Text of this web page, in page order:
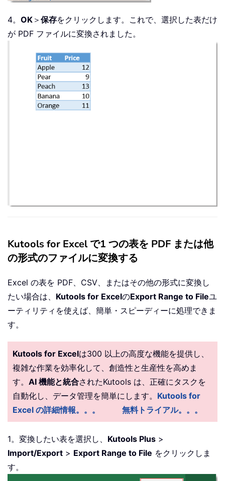
4。 OK ＞ 保存をクリックします。これで、選択した表だけ
が PDF ファイルに変換されました。
Kutools for Excel で1 つの表を PDF または他
の形式のファイルに変換する
Excel の表を PDF、CSV、またはその他の形式に変換し
たい場合は、 Kutools for ExcelのExport Range to Fileユ
ーティリティを使えば、簡単・スピーディーに処理できま
す。
Kutools for Excelは300 以上の高度な機能を提供し、
複雑な作業を効率化して、創造性と生産性を高めま
す。 AI 機能と統合されたKutools は、正確にタスクを
自動化し、データ管理を簡単にします。 Kutools for
Excel の詳細情報。。。
無料トライアル。。。
1。変換したい表を選択し、 Kutools Plus >
Import/Export > Export Range to File をクリックしま
す。